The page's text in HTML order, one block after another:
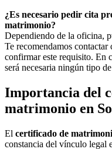
¿Es necesario pedir cita
matrimonio?
Dependiendo de la oficina,
Te recomendamos
confirmar este requisito. En
será necesaria ningún tipo
Importancia del
matrimonio en
El certificado de
constancia del vínculo legal